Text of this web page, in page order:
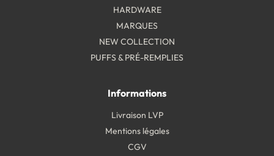
HARDWARE
MARQUES
NEW COLLECTION
PUFFS & PRÉ-REMPLIES
Informations
Livraison LVP
Mentions légales
CGV